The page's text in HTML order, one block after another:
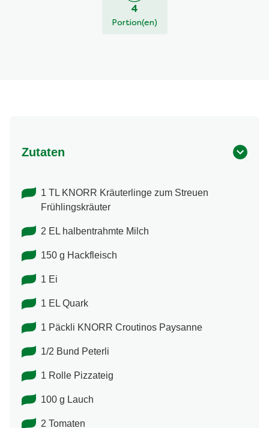
4
Portion(en)
Zutaten
1 TL KNORR Kräuterlinge zum Streuen
Frühlingskräuter
2 EL halbentrahmte Milch
150 g Hackfleisch
1 Ei
1 EL Quark
1 Päckli KNORR Croutinos Paysanne
1/2 Bund Peterli
1 Rolle Pizzateig
100 g Lauch
2 Tomaten